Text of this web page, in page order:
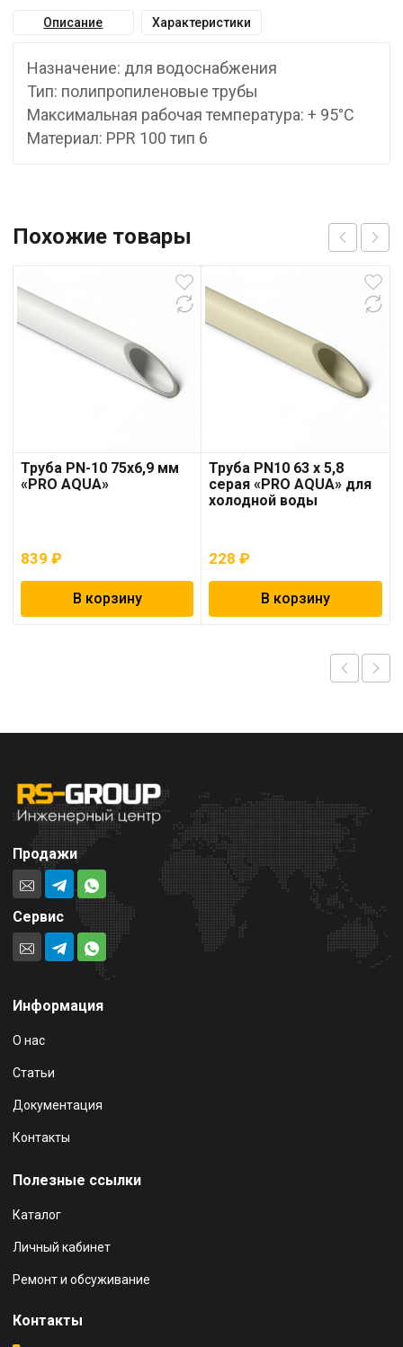
Описание Характеристики
Назначение: для водоснабжения
Тип: полипропиленовые трубы
Максимальная рабочая температура: + 95°С
Материал: PPR 100 тип 6
Похожие товары
Труба PN-10 75х6,9 мм
«PRO AQUA»
839 ₽
В корзину
Труба PN10 63 x 5,8
серая «PRO AQUA» для
холодной воды
228₽
В корзину
Продажи
Сервис
Информация
О нас
Статьи
Документация
Контакты
Полезные ссылки
Каталог
Личный кабинет
Ремонт и обсуживание
Контакты